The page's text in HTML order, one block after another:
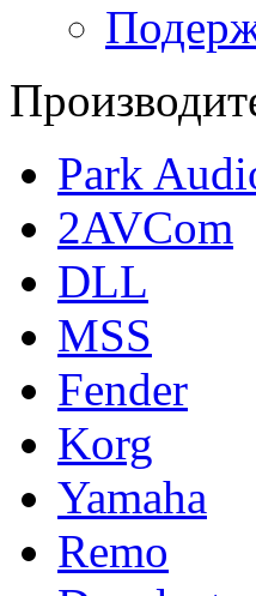
Park
2AVCom
DLL
MSS
Fender
Korg
Yamaha
Remo